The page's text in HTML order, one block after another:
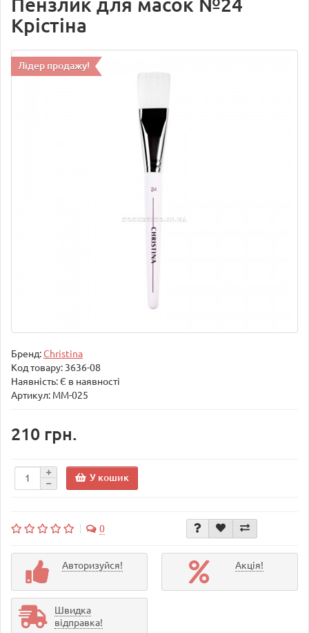
Пензлик для масок №24
Крістіна
Лідер продажу!
Бренд:Christina
Код товару: 3636-08
Наявність: Є в наявності
Артикул: MM-025
210 грн.
У кошик
0
Авторизуйся! Акція!
Швидка
відправка!